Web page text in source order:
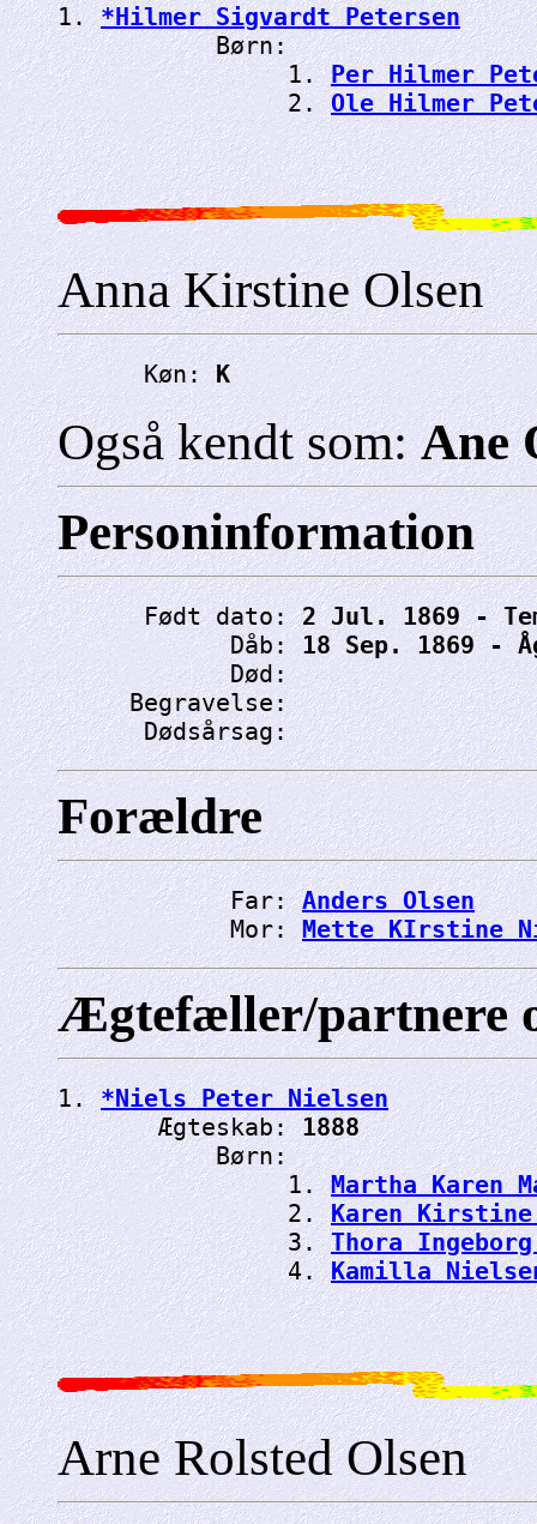
1. *Hilmer Sigvardt Petersen
           Børn:
                1.
Per Hilmer
                2.
Ole Hilmer
Anna Kirstine Olsen
      Køn:
K
Også kendt som:Ane
Personinformation
      Født dato:
2 Jul. 1869 -
            Dåb:
18 Sep. 1869 -
            Død:
     Begravelse:
      Dødsårsag:
Forældre
            Far:
Anders Olsen
            Mor:
Mette KIrstine
Ægtefæller/partnere
1. *Niels Peter Nielsen
       Ægteskab:
1888
           Børn:
                1.
Martha Karen
                2.
Karen
                3.
Thora
                4.
Kamilla
Arne Rolsted Olsen